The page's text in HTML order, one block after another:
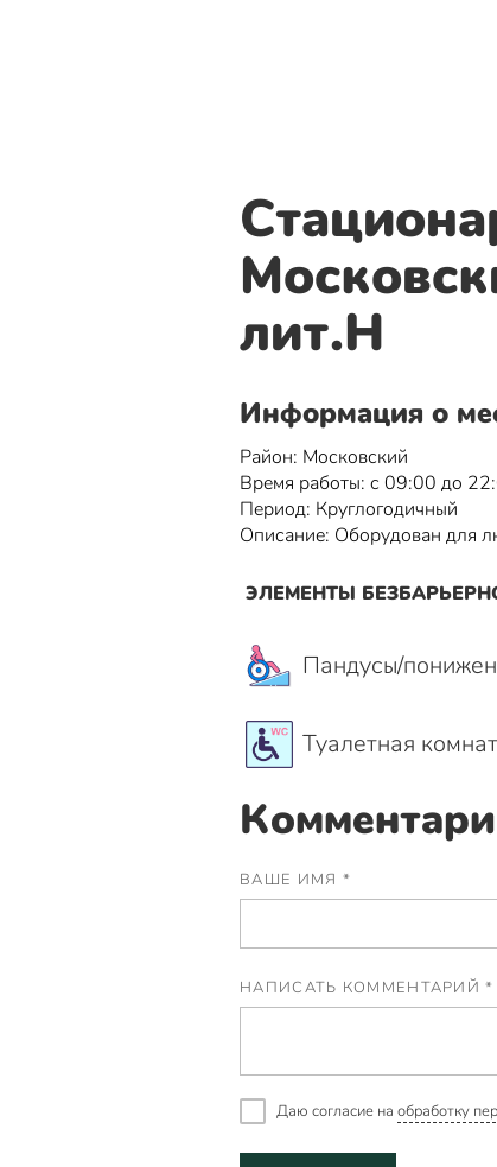
лит.Н
Информация о
Район: Московский
Время работы: с 09:00 до
Период: Круглогодичный
Описание: Оборудован для
ЭЛЕМЕНТЫ
Пандусы/
Туалетная
ВАШЕ ИМЯ *
НАПИСАТЬ КОММЕНТАРИЙ *
Даю согласие на обработку